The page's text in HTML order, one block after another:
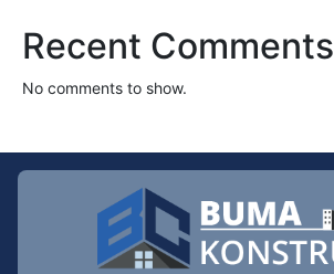
Recent Comments
No comments to show.